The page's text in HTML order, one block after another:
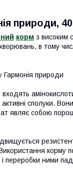
природи,
корм з високим
в тому
Гармонія природи
активні сполуки.
являє собою
корму
переробки ними